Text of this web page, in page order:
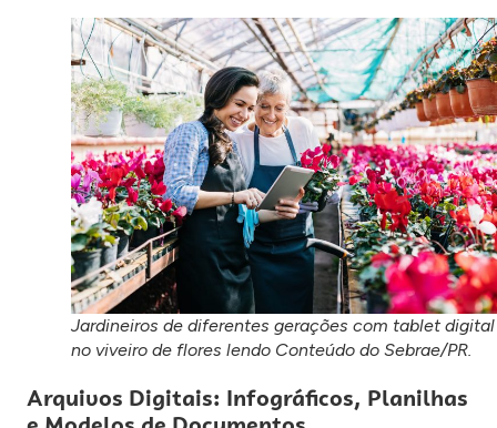
Jardineiros de diferentes gerações com tablet digital
no viveiro de flores lendo Conteúdo do Sebrae/PR.
Arquivos Digitais: Infográficos, Planilhas